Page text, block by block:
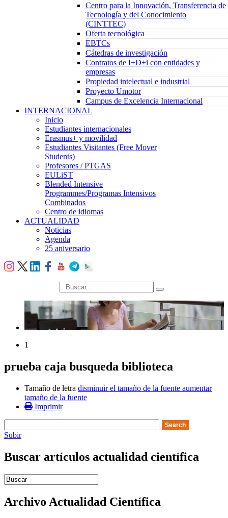
Centro para la Innovación, Transferencia de
Tecnología y del Conocimiento
(CINTTEC)
Oferta tecnológica
EBTCs
Cátedras de investigación
Contratos de I+D+i con entidades y
empresas
Propiedad intelectual e industrial
Proyecto Umotor
Campus de Excelencia Internacional
INTERNACIONAL
Inicio
Estudiantes internacionales
Erasmus+ y movilidad
Estudiantes Visitantes (Free Mover
Students)
Profesores / PTGAS
EULiST
Blended Intensive
Programmes/Programas Intensivos
Combinados
Centro de idiomas
ACTUALIDAD
Noticias
Agenda
25 aniversario
búsqueda
1
prueba caja busqueda biblioteca
Tamaño de letra disminuir el tamaño de la fuente aumentar
tamaño de la fuente
Imprimir
Subir
Buscar artículos actualidad científica
Introduce términos de búsqueda
Archivo Actualidad Científica